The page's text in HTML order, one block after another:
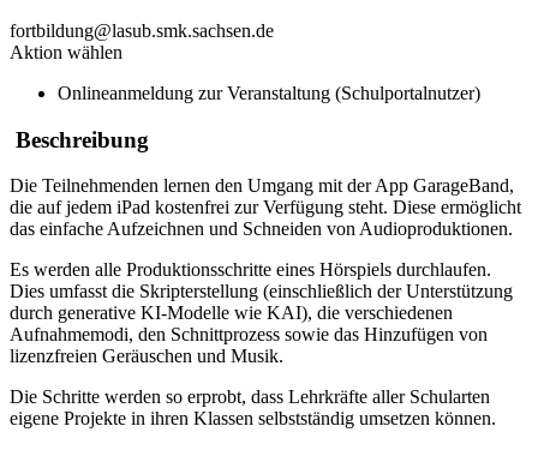
fortbildung@lasub.smk.sachsen.de
Aktion wählen
Onlineanmeldung zur Veranstaltung (Schulportalnutzer)
Beschreibung
Die Teilnehmenden lernen den Umgang mit der App GarageBand,
die auf jedem iPad kostenfrei zur Verfügung steht. Diese ermöglicht
das einfache Aufzeichnen und Schneiden von Audioproduktionen.
Es werden alle Produktionsschritte eines Hörspiels durchlaufen.
Dies umfasst die Skripterstellung (einschließlich der Unterstützung
durch generative KI-Modelle wie KAI), die verschiedenen
Aufnahmemodi, den Schnittprozess sowie das Hinzufügen von
lizenzfreien Geräuschen und Musik.
Die Schritte werden so erprobt, dass Lehrkräfte aller Schularten
eigene Projekte in ihren Klassen selbstständig umsetzen können.